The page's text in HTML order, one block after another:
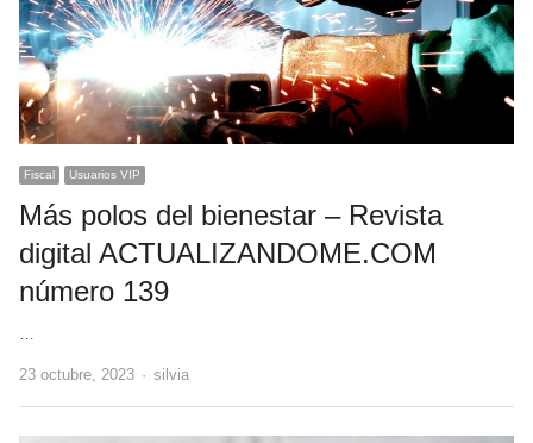
Fiscal Usuarios VIP
Más polos del bienestar – Revista
digital ACTUALIZANDOME.COM
número 139
…
23 octubre, 2023 Author
silvia